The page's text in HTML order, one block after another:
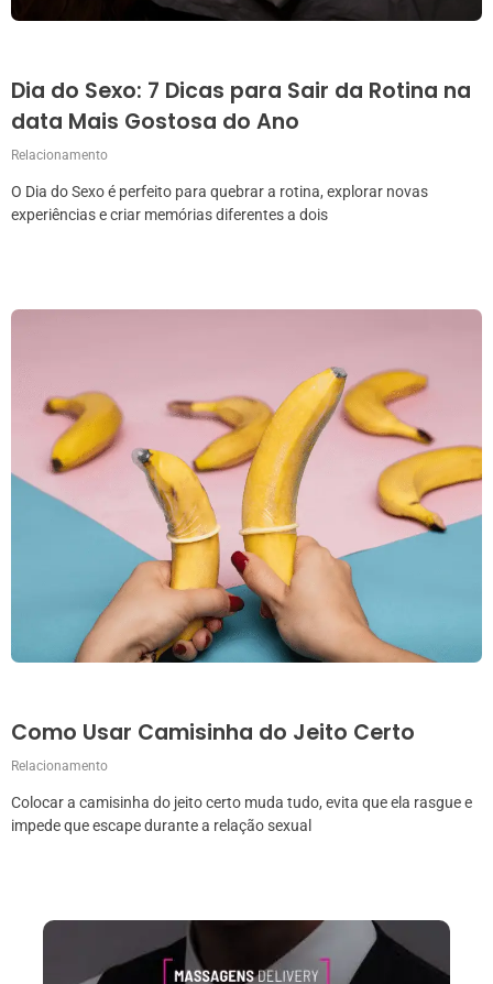
Dia do Sexo: 7 Dicas para Sair da Rotina na
data Mais Gostosa do Ano
Relacionamento
O Dia do Sexo é perfeito para quebrar a rotina, explorar novas
experiências e criar memórias diferentes a dois
Como Usar Camisinha do Jeito Certo
Relacionamento
Colocar a camisinha do jeito certo muda tudo, evita que ela rasgue e
impede que escape durante a relação sexual